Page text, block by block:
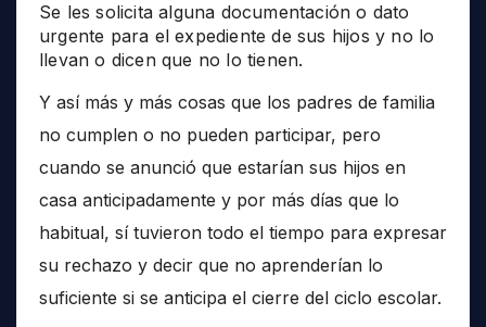
Se les solicita alguna documentación o dato
urgente para el expediente de sus hijos y no lo
llevan o dicen que no lo tienen.
Y así más y más cosas que los padres de familia
no cumplen o no pueden participar, pero
cuando se anunció que estarían sus hijos en
casa anticipadamente y por más días que lo
habitual, sí tuvieron todo el tiempo para expresar
su rechazo y decir que no aprenderían lo
suficiente si se anticipa el cierre del ciclo escolar.